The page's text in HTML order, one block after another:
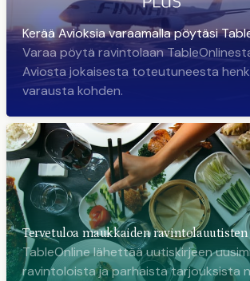
Kerää Avioksia varaamalla pöytäsi
Varaa pöytä ravintolaan
Aviosta jokaisesta toteutuneesta
varausta kohden.
Tervetuloa maukkaiden
TableOnline lähettää uutiskirjeen
ravintoloista ja parhaista tarjouksista